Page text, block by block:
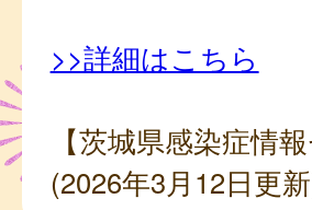
>>詳細はこちら
【茨城県感染症情
(2026年3月12日更